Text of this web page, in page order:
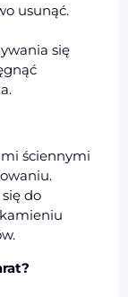
usunąć.
się
ściennymi
do